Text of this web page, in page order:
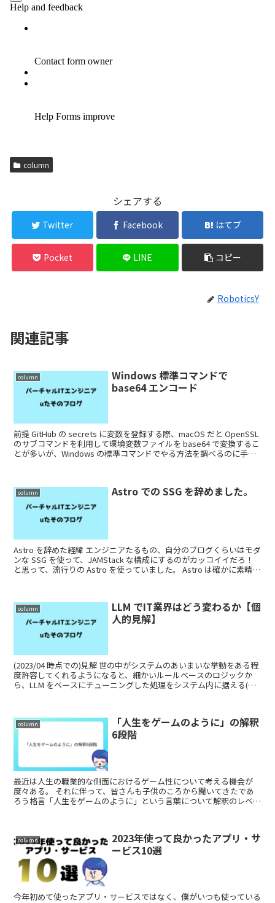
column
シェアする
Twitter Facebook はてブ
Pocket LINE コピー
RoboticsY
関連記事
column
Windows 標準コマンドで
base64 エンコード
前提 GitHub の secrets に変数を登録する際、macOS だと OpenSSL
のサブコマンドを利用して環境変数ファイルを base64 で変換するこ
とが多いが、Windows の標準コマンドでやる方法を調べるのに手
column Astro での SSG を辞めました。
Astro を辞めた経緯 エンジニアたるもの、自分のブログくらいはモダ
ンな SSG を使って、JAMStack な構成にするのがカッコイイだろ！
と思って、流行りの Astro を使っていました。 Astro は確かに素晴ら
column
LLM でIT業界はどう変わるか【個
人的見解】
(2023/04 時点での)見解 世の中がシステムのあいまいな挙動をある程
度許容してくれるようになると、細かいルールベースのロジックか
ら、LLM をベースにチューニングした処理をシステム内に据える(あ
column
「人生をゲームのように」の解釈
6段階
最近は人生の職業的な側面におけるゲーム性について考える機会が
度々ある。 それに伴って、皆さんも子供のころから聞いてきたであ
ろう格言「人生をゲームのように」という言葉について解釈のレベル
column
2023年使って良かったアプリ・サ
ービス10選
今年初めて使ったアプリ・サービスではなく、僕がいつも使っている